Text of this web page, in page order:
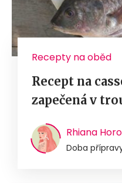
Recepty na oběd
Recept na
zapečená v
Rhiana
Doba